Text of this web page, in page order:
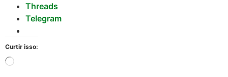
Threads
Telegram
Curtir isso: